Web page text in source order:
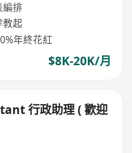
編排
起
年終花紅
$8K-20K/月
行政助理 ( 歡迎